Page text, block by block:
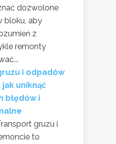
dozwolone
bloku, aby
z
remonty
i odpadów
uniknąć
błędów i
gruzu i
to